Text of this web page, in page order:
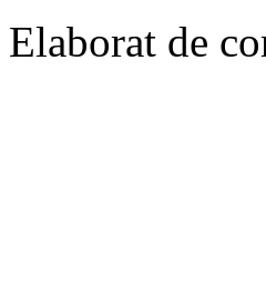
Elaborat de